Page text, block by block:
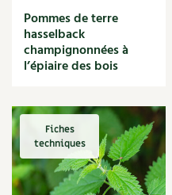
Nichoir
Noisette
Noix
Nourriture
Nuisibles
Numérique
Nutriments
Observation
Pommes de terre
hasselback
champignonnées à
l’épiaire des bois
Fiches
techniques